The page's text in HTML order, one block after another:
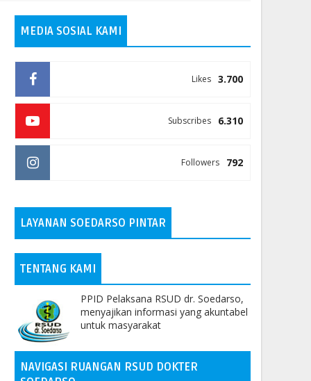
MEDIA SOSIAL KAMI
3.700
Likes
6.310
Subscribes
792
Followers
LAYANAN SOEDARSO PINTAR
TENTANG KAMI
PPID Pelaksana RSUD dr. Soedarso,
menyajikan informasi yang akuntabel
untuk masyarakat
NAVIGASI RUANGAN RSUD DOKTER